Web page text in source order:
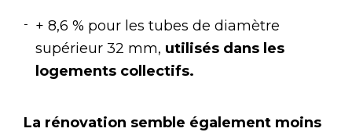
+ 8,6 % pour les tubes de diamètre
supérieur 32 mm, utilisés dans les
logements collectifs.
La rénovation semble également moins